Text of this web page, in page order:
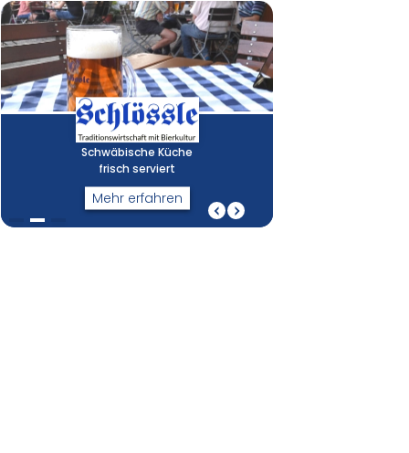
Schwäbische Küche
frisch serviert
Mehr erfahren